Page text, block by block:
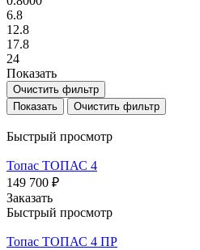
6.8
12.8
17.8
24
Показать
Очистить фильтр
Очистить фильтр
Быстрый просмотр
Топас ТОПАС 4
149 700 ₽
Заказать
Быстрый просмотр
Топас ТОПАС 4 ПР